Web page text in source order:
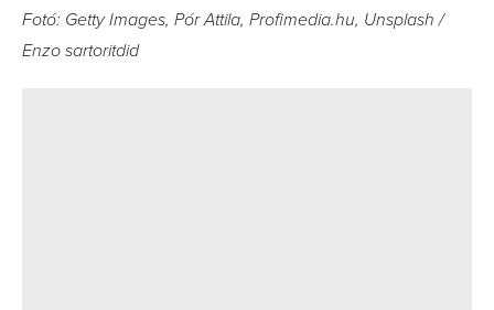
Fotó: Getty Images, Pór Attila, Profimedia.hu, Unsplash /
Enzo sartoritdid